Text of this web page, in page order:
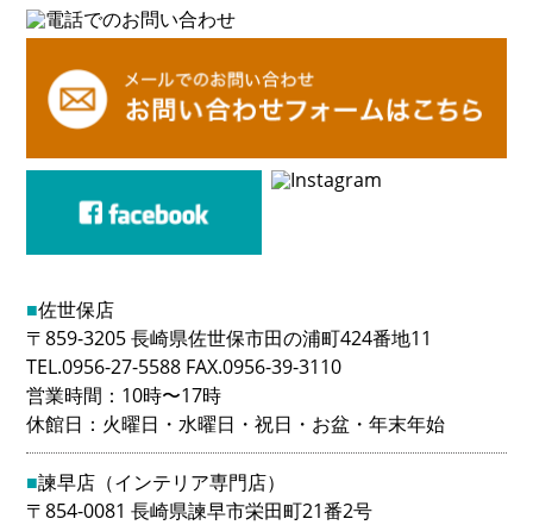
■佐世保店
〒859-3205 長崎県佐世保市田の浦町424番地11
TEL.0956-27-5588 FAX.0956-39-3110
営業時間：10時〜17時
休館日：火曜日・水曜日・祝日・お盆・年末年始
■諫早店（インテリア専門店）
〒854-0081 長崎県諫早市栄田町21番2号